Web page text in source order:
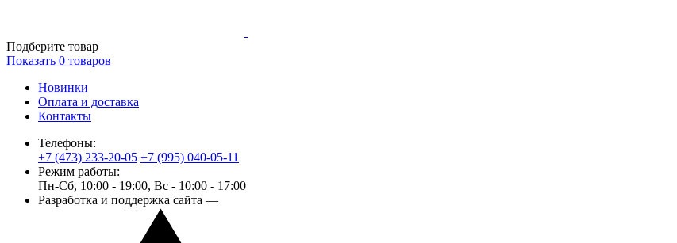
Подберите товар
Показать 0 товаров
Новинки
Оплата и доставка
Контакты
Телефоны:
+7 (473) 233-20-05 +7 (995) 040-05-11
Режим работы:
Пн-Сб, 10:00 - 19:00, Вс - 10:00 - 17:00
Разработка и поддержка сайта —